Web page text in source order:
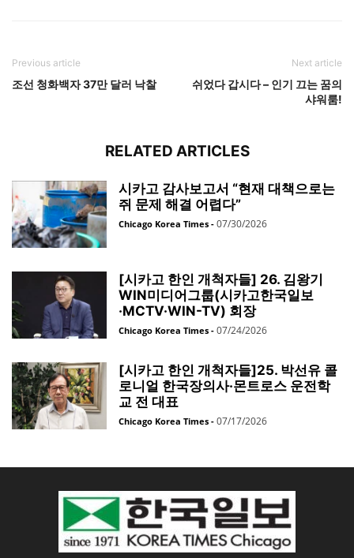
Previous article
조선 청화백자 37만 달러 낙찰
Next article
쉬었다 갑시다 – 인기 끄는 꿈의
샤워룸!
RELATED ARTICLES
시카고 감사보고서 “현재 대책으로는
쥐 문제 해결 어렵다”
Chicago Korea Times - 07/30/2026
[시카고 한인 개척자들] 26. 김왕기
WIN미디어그룹(시카고한국일보
·MCTV·WIN-TV) 회장
Chicago Korea Times - 07/24/2026
[시카고 한인 개척자들]25. 박선유 콜
로니얼 한국장의사·몬트로스 운전학
교 전 대표
Chicago Korea Times - 07/17/2026